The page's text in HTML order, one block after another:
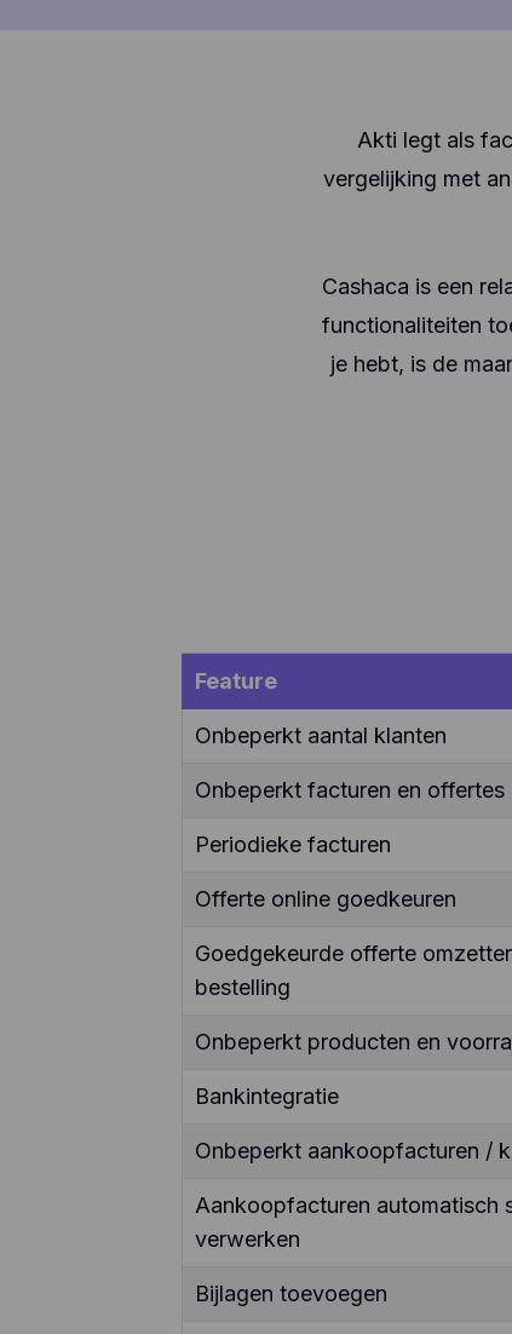
Akti legt als
vergelijking met
Cashaca is een
functionaliteiten
je hebt, is de
Feature
Onbeperkt aantal klanten
Onbeperkt facturen en offertes
Periodieke facturen
Offerte online goedkeuren
Goedgekeurde offerte
bestelling
Onbeperkt producten en
Bankintegratie
Onbeperkt aankoopfacturen /
Aankoopfacturen automatisch
verwerken
Bijlagen toevoegen